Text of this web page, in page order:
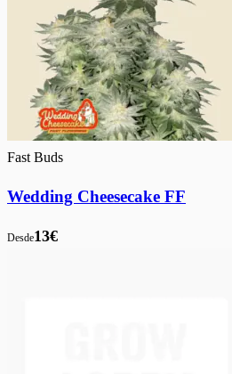
Fast Buds
Wedding Cheesecake FF
Desde13€